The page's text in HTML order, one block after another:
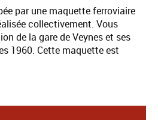
par une maquette ferroviaire
collectivement. Vous
de la gare de Veynes et ses
1960. Cette maquette est